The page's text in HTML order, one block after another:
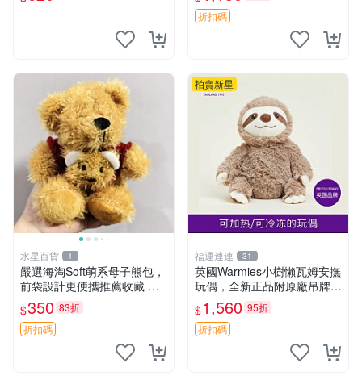
折扣碼
水星百貨 1
嚴選海淘Soft萌系母子熊包，
前袋設計更便攜推薦收藏 母
子熊 軟綿綿 包包
$350 83折
折扣碼
拍賣新星
福運連連 31
英國Warmies小樹懶瓦姆安撫
玩偶，全新正品附原廠吊牌與
防塵袋，內藏薰衣草可加熱，
適合各個年齡層，冷暖兩用享
受抱抱樂趣，不容錯過嚴選好
$1,560 95折
折扣碼